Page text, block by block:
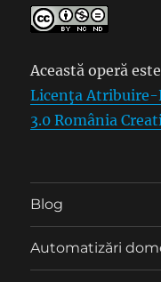
Această operă
Licenţa
3.0 România
Blog
Automatizări